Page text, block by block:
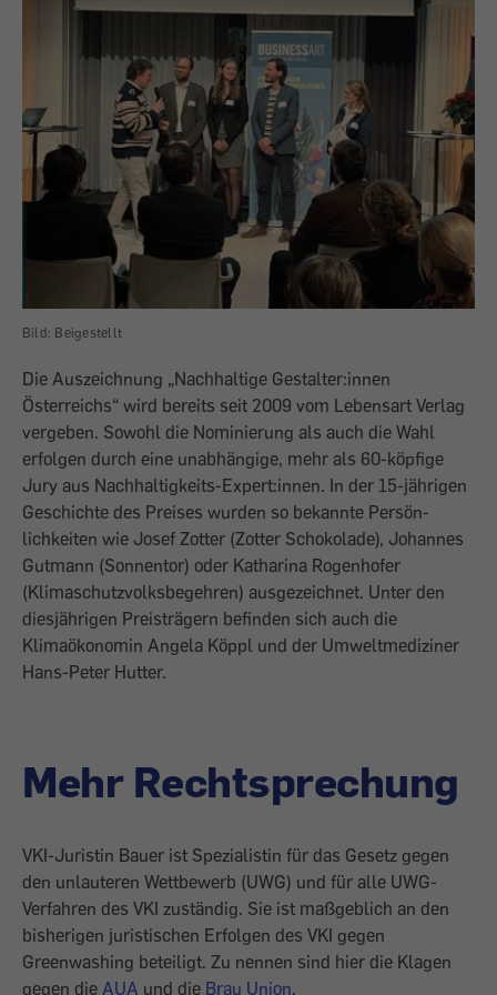
Bild: Beigestellt
Die Auszeichnung „Nachhaltige Gestal­ter:innen
Österreichs“ wird bereits seit 2009 vom Lebensart Verlag
vergeben. So­wohl die Nominierung als auch die Wahl
erfolgen durch eine unabhängige, mehr als 60-köpfige
Jury aus Nachhaltigkeits-Ex­pert:innen. In der 15-jährigen
Geschichte des Preises wurden so bekannte Persön­
lichkeiten wie Josef Zotter (Zotter Schoko­lade), Johannes
Gutmann (Sonnentor) oder Katharina Rogenhofer
(Klimaschutzvolks­begehren) ausgezeichnet. Unter den
dies­jährigen Preisträgern befinden sich auch die
Klimaökonomin Angela Köppl und der Umweltmediziner
Hans-Peter Hutter.
Mehr Rechtsprechung
VKI-Juristin Bauer ist Spezialistin für das Gesetz gegen
den unlauteren Wettbewerb (UWG) und für alle UWG-
Verfahren des VKI zuständig. Sie ist maßgeblich an den
bisherigen juristi­schen Erfolgen des VKI gegen
Greenwash­ing beteiligt. Zu nennen sind hier die Kla­gen
gegen die AUA und die Brau Union.